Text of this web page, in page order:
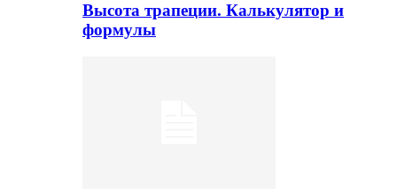
Высота трапеции. Калькулятор и
формулы